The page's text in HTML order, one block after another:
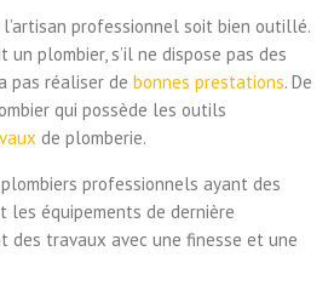
professionnel soit bien outillé.
plombier, s’il ne dispose pas des
pas réaliser de bonnes prestations. De
qui possède les outils
de plomberie.
professionnels ayant des
les équipements de dernière
des travaux avec une finesse et une